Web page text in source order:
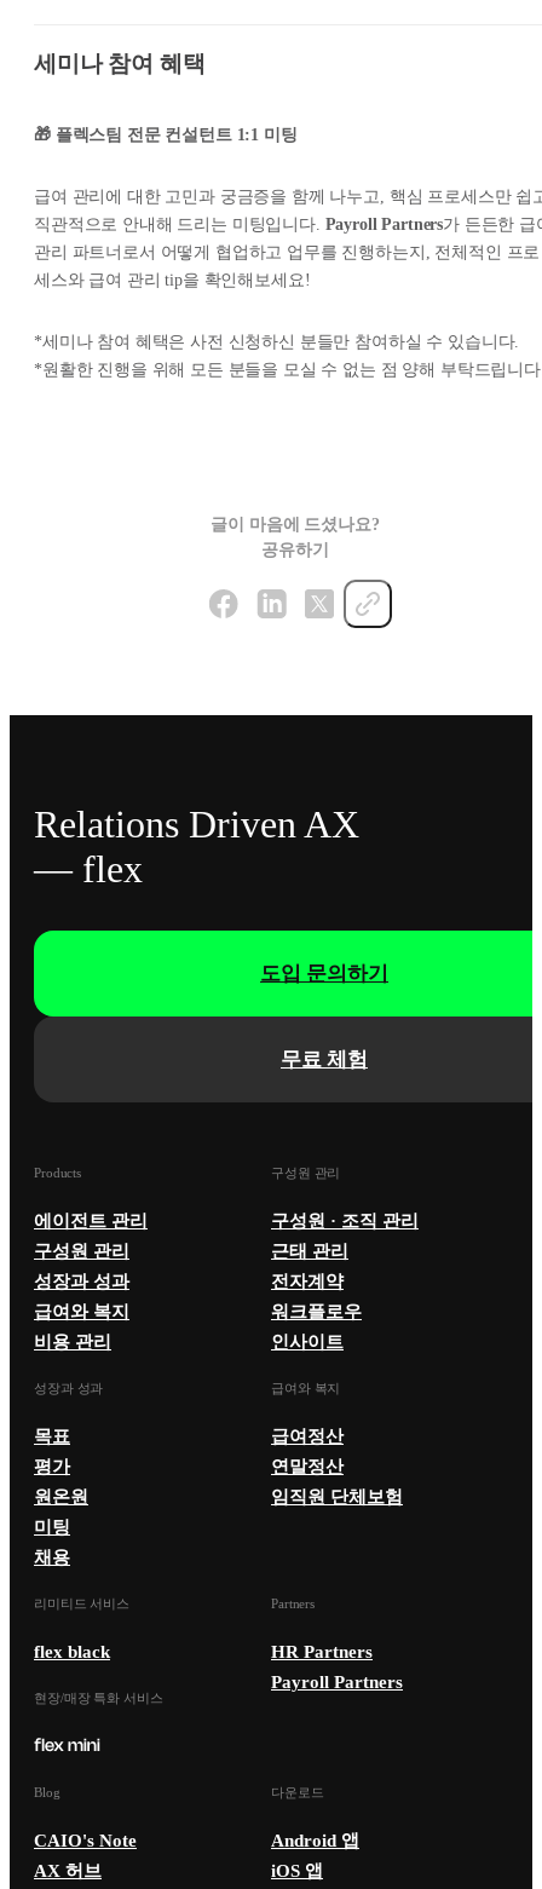
세미나 참여 혜택
🎁 플렉스팀 전문 컨설턴트 1:1 미팅
급여 관리에 대한 고민과 궁금증을 함께 나누고, 핵심 프로세스만 쉽
직관적으로 안내해 드리는 미팅입니다. Payroll Partners가 든든한 급
관리 파트너로서 어떻게 협업하고 업무를 진행하는지, 전체적인 프로
세스와 급여 관리 tip을 확인해보세요!
*세미나 참여 혜택은 사전 신청하신 분들만 참여하실 수 있습니다.
*원활한 진행을 위해 모든 분들을 모실 수 없는 점 양해 부탁드립니
글이 마음에 드셨나요?
공유하기
Relations Driven AX
— flex
무료 체험
도입 문의하기
Products
에이전트 관리
구성원 관리
성장과 성과
급여와 복지
비용 관리
구성원 관리
구성원 · 조직 관리
근태 관리
전자계약
워크플로우
인사이트
성장과 성과
목표
평가
원온원
미팅
채용
급여와 복지
급여정산
연말정산
임직원 단체보험
리미티드 서비스
flex black
현장/매장 특화 서비스
Partners
HR Partners
Payroll Partners
Blog
CAIO's Note
AX 허브
다운로드
Android 앱
iOS 앱